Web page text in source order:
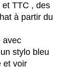
TTC , des
à partir du
avec
stylo bleu
et voir